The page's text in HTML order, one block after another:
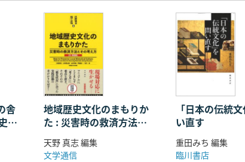
舎
・
地域歴史文化のまもりか
た : 災害時の救済方法と
その考え方
天野 真志 編集
文学通信
「日本の伝統
い直す
重田みち 編集
臨川書店